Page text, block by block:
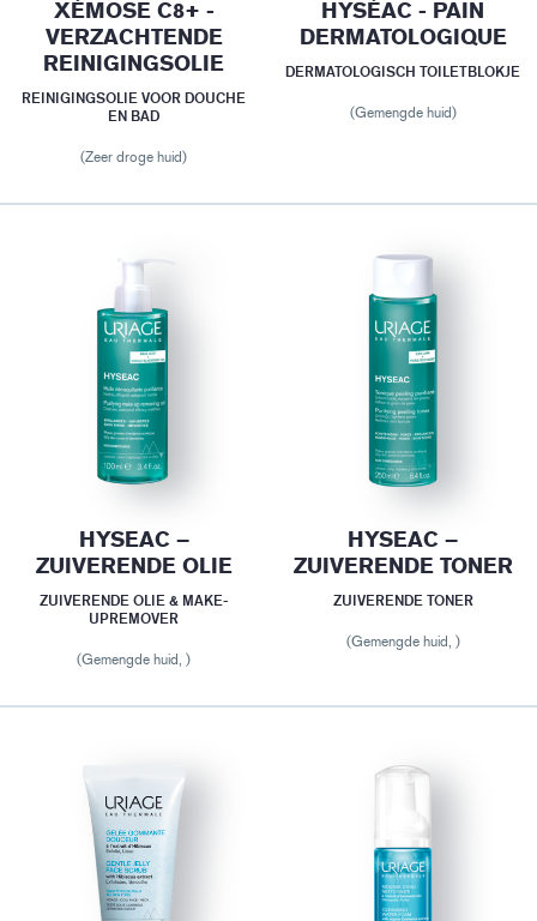
XÉMOSE C8+ -
VERZACHTENDE
REINIGINGSOLIE
REINIGINGSOLIE VOOR DOUCHE
EN BAD
(Zeer droge huid)
HYSÉAC - PAIN
DERMATOLOGIQUE
DERMATOLOGISCH TOILETBLOKJE
(Gemengde huid)
HYSEAC –
ZUIVERENDE OLIE
ZUIVERENDE OLIE & MAKE-
UPREMOVER
(Gemengde huid, )
HYSEAC –
ZUIVERENDE TONER
ZUIVERENDE TONER
(Gemengde huid, )